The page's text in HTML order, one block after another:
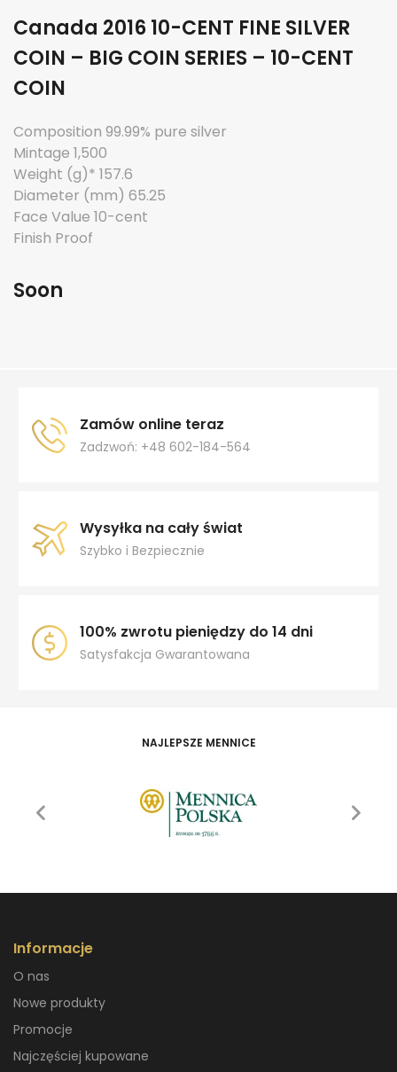
Canada 2016 10-CENT FINE SILVER
COIN – BIG COIN SERIES – 10-CENT
COIN
Composition 99.99% pure silver
Mintage 1,500
Weight (g)* 157.6
Diameter (mm) 65.25
Face Value 10-cent
Finish Proof
Soon
Zamów online teraz
Zadzwoń: +48 602-184-564
Wysyłka na cały świat
Szybko i Bezpiecznie
100% zwrotu pieniędzy do 14 dni
Satysfakcja Gwarantowana
NAJLEPSZE MENNICE
Informacje
O nas
Nowe produkty
Promocje
Najczęściej kupowane